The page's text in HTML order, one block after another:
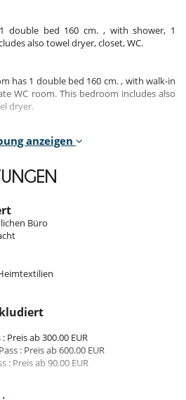
double bed 160 cm. , with shower, 1
also towel dryer, closet, WC.
has 1 double bed 160 cm. , with walk-in
WC room. This bedroom includes also
dryer.
Ihr Wohlbefinden
anzeigen
Büro
Preis ab 300.00 EUR
: Preis ab 600.00 EUR
: Preis ab 90.00 EUR